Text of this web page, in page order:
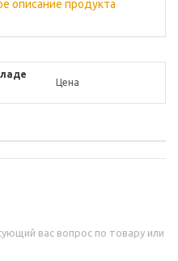
описание продукта
Цена
вас вопрос по товару или